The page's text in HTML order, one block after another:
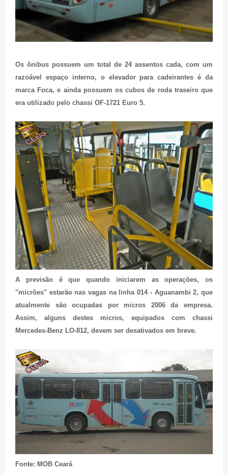
Os ônibus possuem um total de 24 assentos cada, com um
razoável espaço interno, o elevador para cadeirantes é da
marca Foca, e ainda possuem os cubos de roda traseiro que
era utilizado pelo chassi OF-1721 Euro 5.
A previsão é que quando iniciarem as operações, os
"micrões" estarão nas vagas na linha 014 - Aguanambi 2, que
atualmente são ocupadas por micros 2006 da empresa.
Assim, alguns destes micros, equipados com chassi
Mercedes-Benz LO-812, devem ser desativados em breve.
Fonte: MOB Ceará